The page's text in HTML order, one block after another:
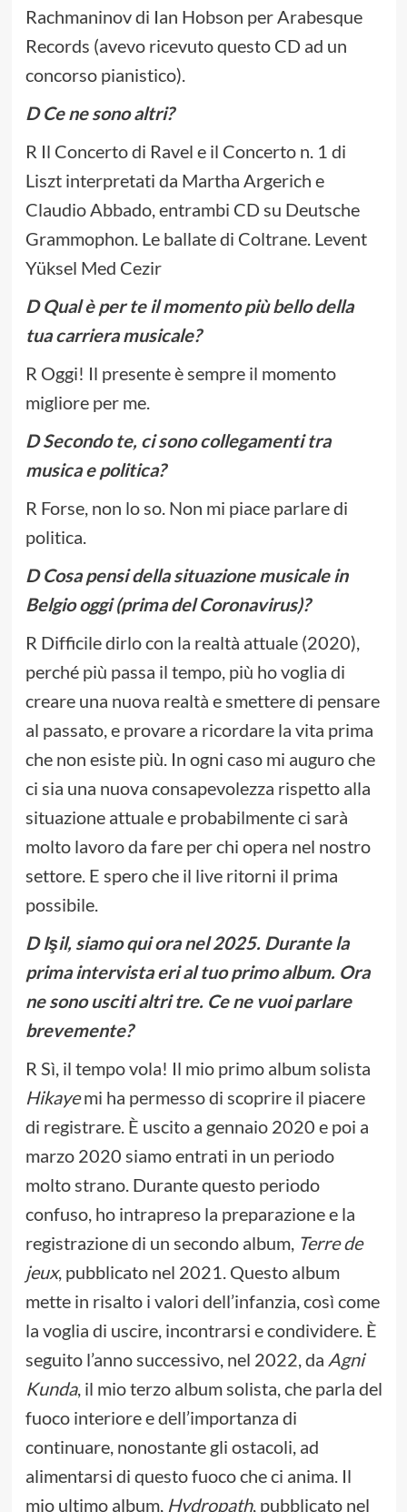
Rachmaninov di Ian Hobson per Arabesque
Records (avevo ricevuto questo CD ad un
concorso pianistico).
D Ce ne sono altri?
R Il Concerto di Ravel e il Concerto n. 1 di
Liszt interpretati da Martha Argerich e
Claudio Abbado, entrambi CD su Deutsche
Grammophon. Le ballate di Coltrane. Levent
Yüksel Med Cezir
D Qual è per te il momento più bello della
tua carriera musicale?
R Oggi! Il presente è sempre il momento
migliore per me.
D Secondo te, ci sono collegamenti tra
musica e politica?
R Forse, non lo so. Non mi piace parlare di
politica.
D Cosa pensi della situazione musicale in
Belgio oggi (prima del Coronavirus)?
R Difficile dirlo con la realtà attuale (2020),
perché più passa il tempo, più ho voglia di
creare una nuova realtà e smettere di pensare
al passato, e provare a ricordare la vita prima
che non esiste più. In ogni caso mi auguro che
ci sia una nuova consapevolezza rispetto alla
situazione attuale e probabilmente ci sarà
molto lavoro da fare per chi opera nel nostro
settore. E spero che il live ritorni il prima
possibile.
D Işil, siamo qui ora nel 2025. Durante la
prima intervista eri al tuo primo album. Ora
ne sono usciti altri tre. Ce ne vuoi parlare
brevemente?
R Sì, il tempo vola! Il mio primo album solista
Hikayemi ha permesso di scoprire il piacere
di registrare. È uscito a gennaio 2020 e poi a
marzo 2020 siamo entrati in un periodo
molto strano. Durante questo periodo
confuso, ho intrapreso la preparazione e la
registrazione di un secondo album, Terre de
jeux, pubblicato nel 2021. Questo album
mette in risalto i valori dell’infanzia, così come
la voglia di uscire, incontrarsi e condividere. È
seguito l’anno successivo, nel 2022, da Agni
Kunda, il mio terzo album solista, che parla del
fuoco interiore e dell’importanza di
continuare, nonostante gli ostacoli, ad
alimentarsi di questo fuoco che ci anima. Il
mio ultimo album, Hydropath, pubblicato nel